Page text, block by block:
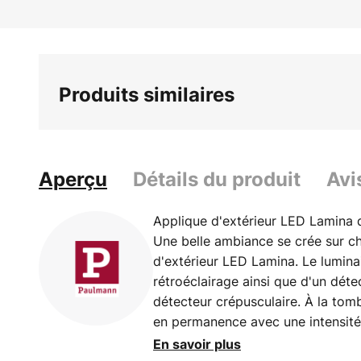
gallery
Produits similaires
Aperçu Détails du produit
Applique d'extérieur LED
Une belle ambiance se crée sur
d'extérieur LED Lamina. Le
rétroéclairage ainsi que d'un
détecteur crépusculaire. À la
en permanence avec une
lumière dorée (2 200 K) très
En savoir plus